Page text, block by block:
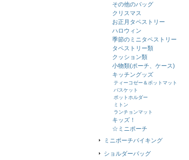
その他のバッグ
クリスマス
お正月タペストリー
ハロウィン
季節のミニタペストリー
タペストリー類
クッション類
小物類(ポーチ、ケース)
キッチングッズ
ティーコゼー＆ポットマット
バスケット
ポットホルダー
ミトン
ランチョンマット
キッズ！
☆ミニポーチ
ミニポーチバイキング
ショルダーバッグ